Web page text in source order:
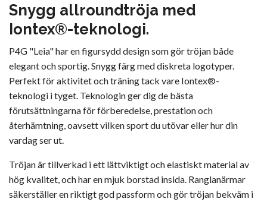
Snygg allroundtröja med
Iontex®-teknologi.
P4G "Leia" har en figursydd design som gör tröjan både
elegant och sportig. Snygg färg med diskreta logotyper.
Perfekt för aktivitet och träning tack vare Iontex®-
teknologi i tyget. Teknologin ger dig de bästa
förutsättningarna för förberedelse, prestation och
återhämtning, oavsett vilken sport du utövar eller hur din
vardag ser ut.
Tröjan är tillverkad i ett lättviktigt och elastiskt material av
hög kvalitet, och har en mjuk borstad insida. Ranglanärmar
säkerställer en riktigt god passform och gör tröjan bekväm i